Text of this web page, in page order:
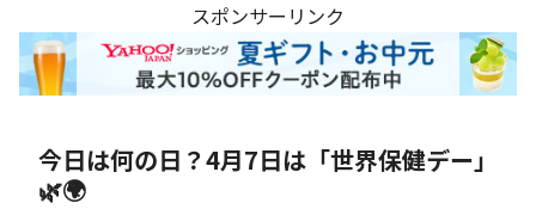
スポンサーリンク
今日は何の日？4月7日は「世界保健デー」
🌿🌍